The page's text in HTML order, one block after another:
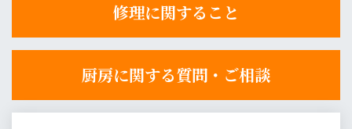
修理に関すること
厨房に関する質問・ご相談